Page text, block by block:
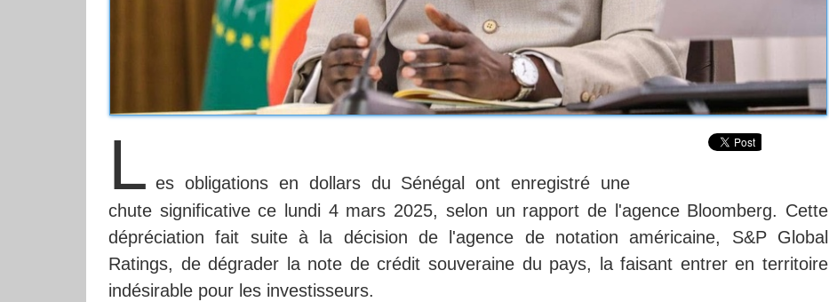
L es obligations en dollars du Sénégal ont enregistré une
chute significative ce lundi 4 mars 2025, selon un rapport de l'agence Bloomberg. Cette
dépréciation fait suite à la décision de l'agence de notation américaine, S&P Global
Ratings, de dégrader la note de crédit souveraine du pays, la faisant entrer en territoire
indésirable pour les investisseurs.